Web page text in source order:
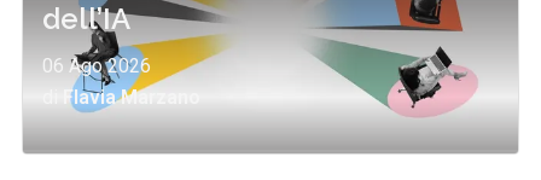
dell’IA
06 Ago 2026
Flavia Marzano